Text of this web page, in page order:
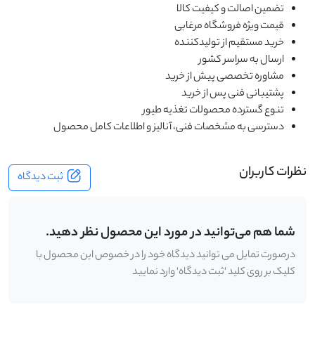
تضمین اصالت و کیفیت کالا
قیمت ویژه فروشگاه مرغابی
خرید مستقیم از تولیدکننده
ارسال به سراسر کشور
مشاوره تخصصی پیش از خرید
پشتیبانی فنی پس از خرید
تنوع گسترده محصولات تغذیه طیور
دسترسی به مشخصات فنی، آنالیز و اطلاعات کامل محصول
نظرات کاربران ثبت دیدگاه
شما هم می‌توانید در مورد این محصول نظر دهید.
درصورت تمایل می توانید دیدگاه خود را در خصوص این محصول با
کلیک بر روی کلید 'ثبت دیدگاه' وارد نمایید